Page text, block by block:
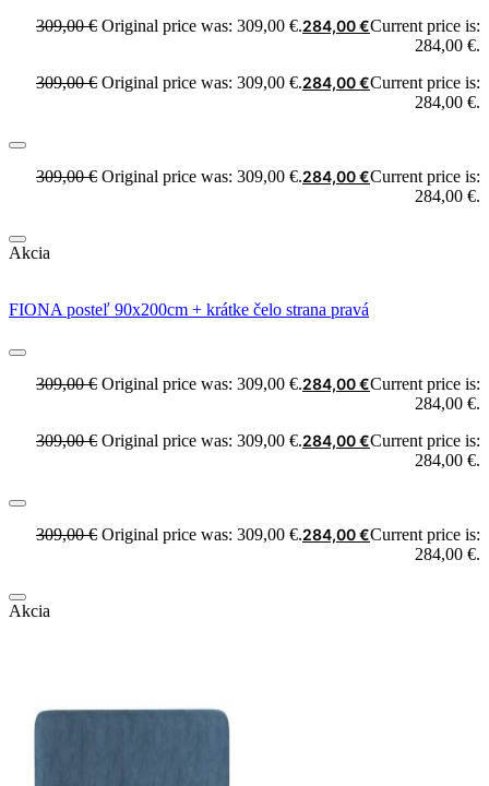
309,00€ Original price was: 309,00 €.284,00€Current price is:
284,00 €.
309,00€ Original price was: 309,00 €.284,00€Current price is:
284,00 €.
309,00€ Original price was: 309,00 €.284,00€Current price is:
284,00 €.
Akcia
FIONA posteľ 90x200cm + krátke čelo strana pravá
309,00€ Original price was: 309,00 €.284,00€Current price is:
284,00 €.
309,00€ Original price was: 309,00 €.284,00€Current price is:
284,00 €.
309,00€ Original price was: 309,00 €.284,00€Current price is:
284,00 €.
Akcia